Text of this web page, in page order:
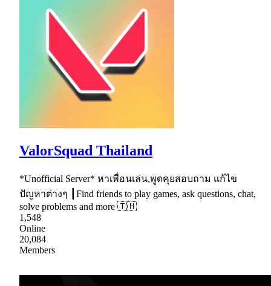
ValorSquad Thailand
*Unofficial Server* หาเพื่อนเล่น,พูดคุยสอบถาม แก้ไข
ปัญหาต่างๆ ┃Find friends to play games, ask questions, chat,
solve problems and more 🇹🇭
1,548
Online
20,084
Members